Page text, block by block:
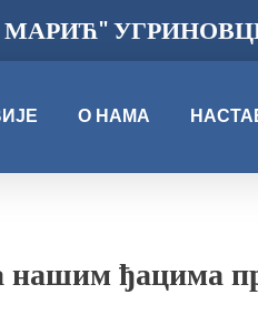
О НАМА
нашим ђацима